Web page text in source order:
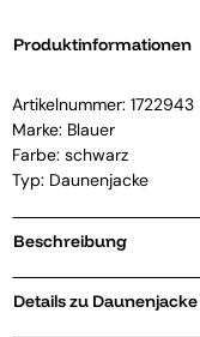
Produktinformationen
Artikelnummer: 1722943
Marke: Blauer
Farbe: schwarz
Typ: Daunenjacke
Beschreibung